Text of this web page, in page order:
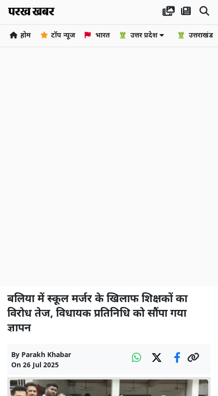
होम टॉप न्यूज भारत उत्तर प्रदेश उत्तराखंड
बलिया में स्कूल मर्जर के खिलाफ शिक्षकों का
विरोध तेज, विधायक प्रतिनिधि को सौंपा गया
ज्ञापन
By Parakh Khabar
On 26 Jul 2025